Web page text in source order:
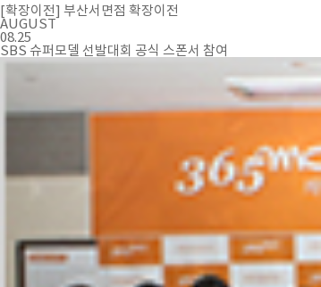
[확장이전] 부산서면점 확장이전
AUGUST
08.25
SBS 슈퍼모델 선발대회 공식 스폰서 참여